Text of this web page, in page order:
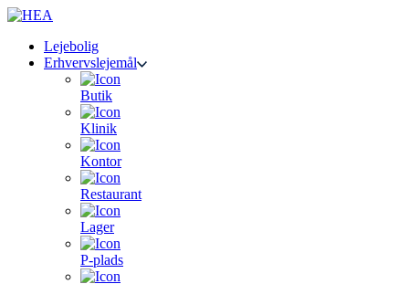
Lejebolig
Erhvervslejemål
Butik
Klinik
Kontor
Restaurant
Lager
P-plads